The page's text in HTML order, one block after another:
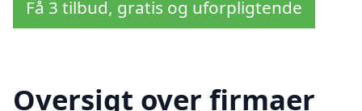
Få 3 tilbud, gratis og uforpligtende
Oversigt over firmaer